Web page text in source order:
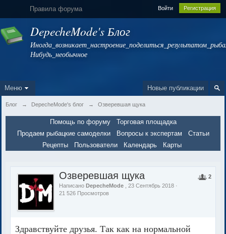
Правила форума Войти Регистрация
DepecheMode's Блог
Нибудь_необычное
Новые публикации
Меню
Блог → DepecheMode's блог → Озверевшая щука
Помощь по форуму
Торговая площадка
Продаем рыбацкие самоделки
Вопросы к экспертам
Статьи
Рецепты
Пользователи Календарь Карты
2
Озверевшая щука
НаписаноDepecheMode
, 23 Сентябрь 2018 ·
21 526 Просмотров
Здравствуйте друзья. Так как на нормальной